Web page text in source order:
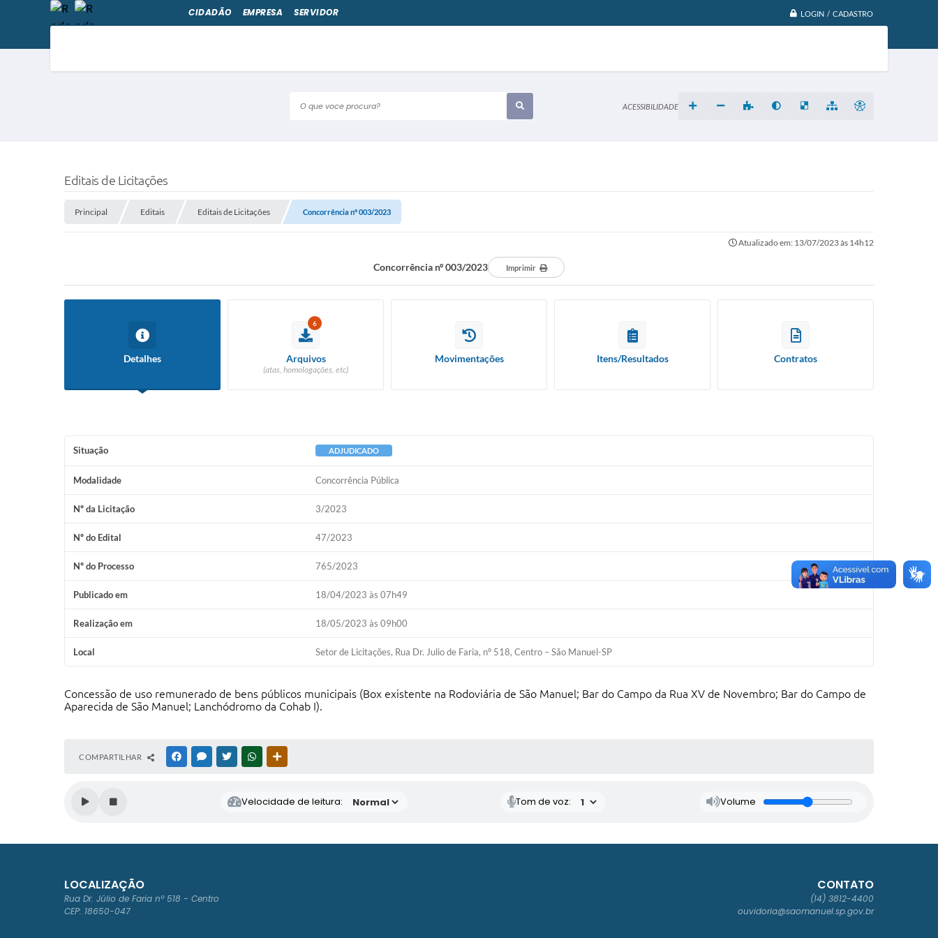
LOGIN / CADASTRO
O que voce procura?
CIDADÃO EMPRESA SERVIDOR
ACESSIBILIDADE
Editais de Licitações
Principal Editais Editais de Licitações Concorrência nº 003/2023
Atualizado em: 13/07/2023 às 14h12
Concorrência nº 003/2023 Imprimir
Detalhes
6
Arquivos
(atas, homologações, etc)
Movimentações Itens/Resultados Contratos
Situação ADJUDICADO
Modalidade Concorrência Pública
Nº da Licitação 3/2023
Nº do Edital 47/2023
Nº do Processo 765/2023
Publicado em 18/04/2023 às 07h49
Realização em 18/05/2023 às 09h00
Local Setor de Licitações, Rua Dr. Julio de Faria, nº 518, Centro – São Manuel-SP
Concessão de uso remunerado de bens públicos municipais (Box existente na Rodoviária de São Manuel; Bar do Campo da Rua XV de Novembro; Bar do Campo de
Aparecida de São Manuel; Lanchódromo da Cohab I).
COMPARTILHAR FACEBOOKMESSENGER
TWITTERWHATSAPP
Velocidade de leitura: Tom de voz: Volume
LOCALIZAÇÃO
Rua Dr. Júlio de Faria nº 518 - Centro
CEP: 18650-047
CONTATO
(14) 3812-4400
ouvidoria@saomanuel.sp.gov.br